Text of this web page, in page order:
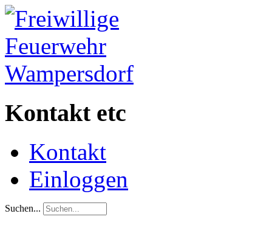
Kontakt etc
Kontakt
Einloggen
Suchen...